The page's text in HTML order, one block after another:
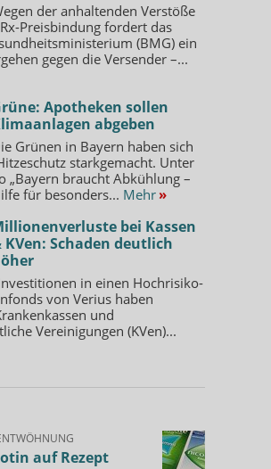
der anhaltenden Verstöße
Preisbindung fordert das
(BMG) ein
gegen die Versender –...
Apotheken sollen
abgeben
Grünen in Bayern haben sich
starkgemacht. Unter
„Bayern braucht Abkühlung –
für besonders... Mehr »
bei Kassen
KVen: Schaden deutlich
in einen Hochrisiko-
von Verius haben
und
Vereinigungen (KVen)...
auf Rezept